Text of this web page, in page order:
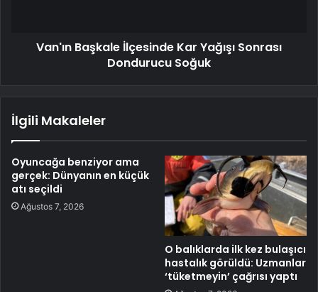
Van'ın Başkale İlçesinde Kar Yağışı Sonrası
Dondurucu Soğuk
İlgili Makaleler
Oyuncağa benziyor ama
gerçek: Dünyanın en küçük
atı seçildi
Ağustos 7, 2026
O balıklarda ilk kez bulaşıcı
hastalık görüldü: Uzmanlar
‘tüketmeyin’ çağrısı yaptı